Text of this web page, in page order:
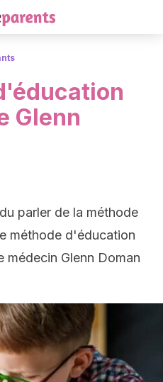
Glenn
parler de la méthode
méthode d'éducation
médecin Glenn Doman